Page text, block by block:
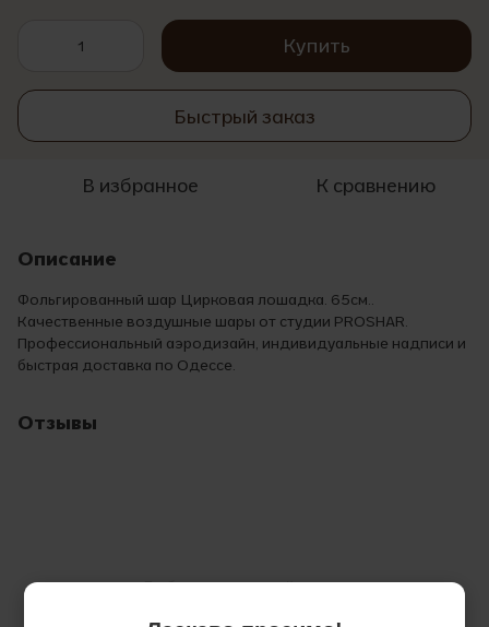
Купить
Быстрый заказ
В избранное К сравнению
Описание
Фольгированный шар Цирковая лошадка. 65см..
Качественные воздушные шары от студии PROSHAR.
Профессиональный аэродизайн, индивидуальные надписи и
быстрая доставка по Одессе.
Отзывы
Добавьте первый отзыв